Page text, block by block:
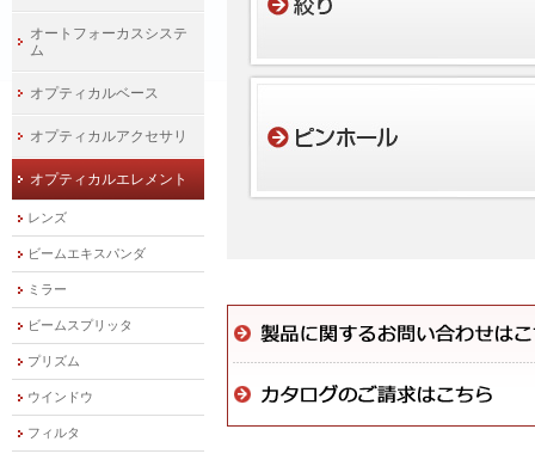
オートフォーカスシステ
ム
オプティカルベース
オプティカルアクセサリ
オプティカルエレメント
レンズ
ビームエキスパンダ
ミラー
ビームスプリッタ
プリズム
ウインドウ
フィルタ